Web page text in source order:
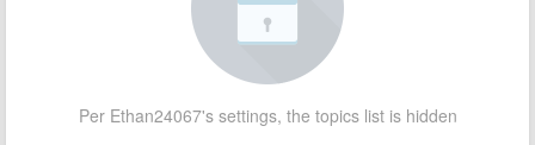
Per Ethan24067's settings, the topics list is hidden